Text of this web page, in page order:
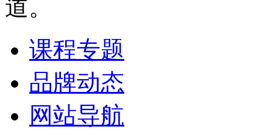
道。
课程专题
品牌动态
网站导航